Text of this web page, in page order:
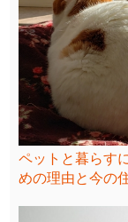
ペットと暮らす
めの理由と今の